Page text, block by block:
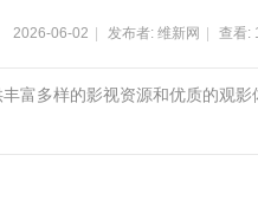
2026-06-02 发布者: 维新网 查看:
富多样的影视资源和优质的观